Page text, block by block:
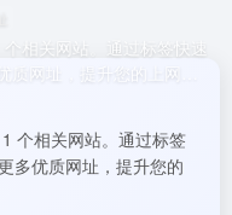
相关网站。通过标签快速
质网址，提升您的上网效
个相关网站。通过标签
多优质网址，提升您的